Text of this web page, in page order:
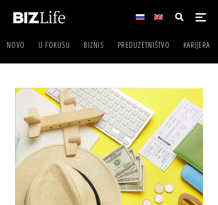
NOVO U FOKUSU BIZNIS PREDUZETNIŠTVO KARIJERA